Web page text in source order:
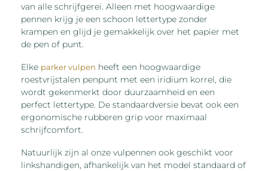
van alle schrijfgerei. Alleen met hoogwaardige
pennen krijg je een schoon lettertype zonder
krampen en glijd je gemakkelijk over het papier met
de pen of punt.
Elke parker vulpen heeft een hoogwaardige
roestvrijstalen penpunt met een iridium korrel, die
wordt gekenmerkt door duurzaamheid en een
perfect lettertype. De standaardversie bevat ook een
ergonomische rubberen grip voor maximaal
schrijfcomfort.
Natuurlijk zijn al onze vulpennen ook geschikt voor
linkshandigen, afhankelijk van het model standaard of